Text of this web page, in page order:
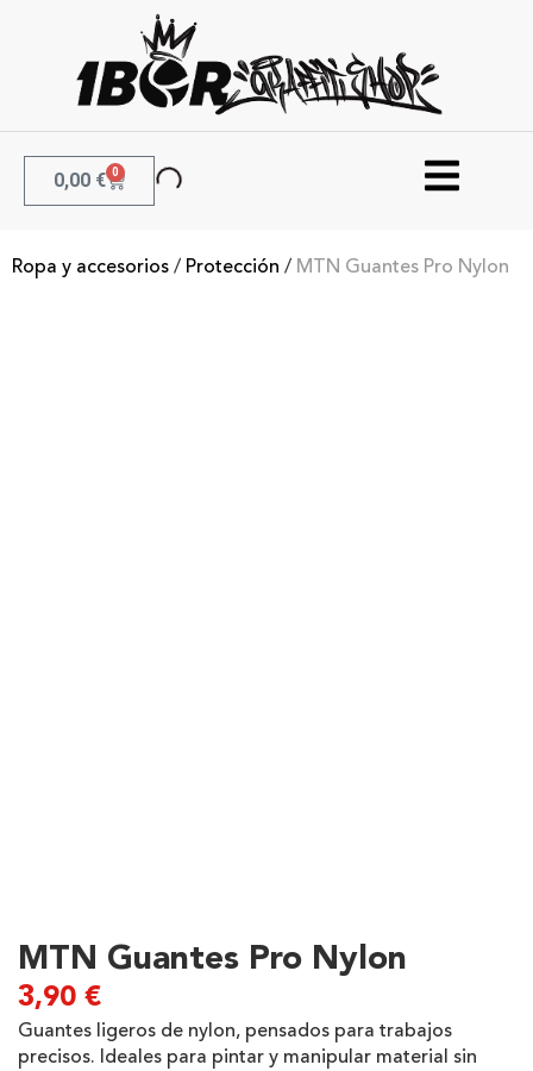
0,00 € 0
Ropa y accesorios / Protección / MTN Guantes Pro Nylon
MTN Guantes Pro Nylon
3,90 €
Guantes ligeros de nylon, pensados para trabajos
precisos. Ideales para pintar y manipular material sin